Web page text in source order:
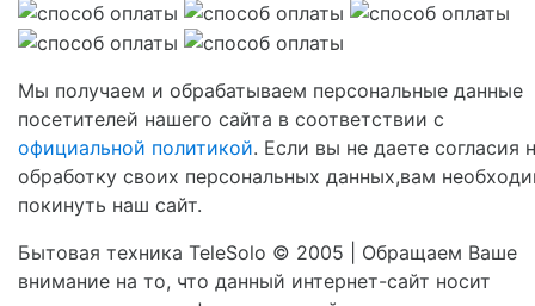
Мы получаем и обрабатываем персональные данные
посетителей нашего сайта в соответствии с
официальной политикой. Если вы не даете согласия
обработку своих персональных данных,вам
покинуть наш сайт.
Бытовая техника TeleSolo © 2005 | Обращаем Ваше
внимание на то, что данный интернет-сайт носит